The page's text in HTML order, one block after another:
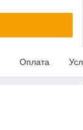
Оплата